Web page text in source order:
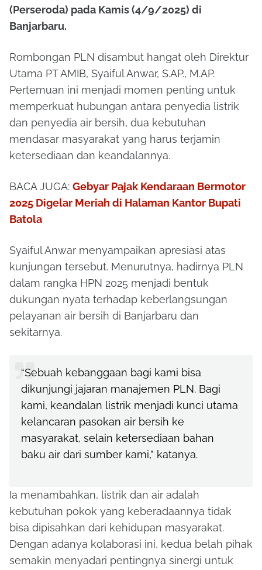
(Perseroda) pada Kamis (4/9/2025) di
Banjarbaru.
Rombongan PLN disambut hangat oleh Direktur
Utama PT AMIB, Syaiful Anwar, S.AP., M.AP.
Pertemuan ini menjadi momen penting untuk
memperkuat hubungan antara penyedia listrik
dan penyedia air bersih, dua kebutuhan
mendasar masyarakat yang harus terjamin
ketersediaan dan keandalannya.
BACA JUGA: Gebyar Pajak Kendaraan Bermotor
2025 Digelar Meriah di Halaman Kantor Bupati
Batola
Syaiful Anwar menyampaikan apresiasi atas
kunjungan tersebut. Menurutnya, hadirnya PLN
dalam rangka HPN 2025 menjadi bentuk
dukungan nyata terhadap keberlangsungan
pelayanan air bersih di Banjarbaru dan
sekitarnya.
“Sebuah kebanggaan bagi kami bisa
dikunjungi jajaran manajemen PLN. Bagi
kami, keandalan listrik menjadi kunci utama
kelancaran pasokan air bersih ke
masyarakat, selain ketersediaan bahan
baku air dari sumber kami,” katanya.
Ia menambahkan, listrik dan air adalah
kebutuhan pokok yang keberadaannya tidak
bisa dipisahkan dari kehidupan masyarakat.
Dengan adanya kolaborasi ini, kedua belah pihak
semakin menyadari pentingnya sinergi untuk